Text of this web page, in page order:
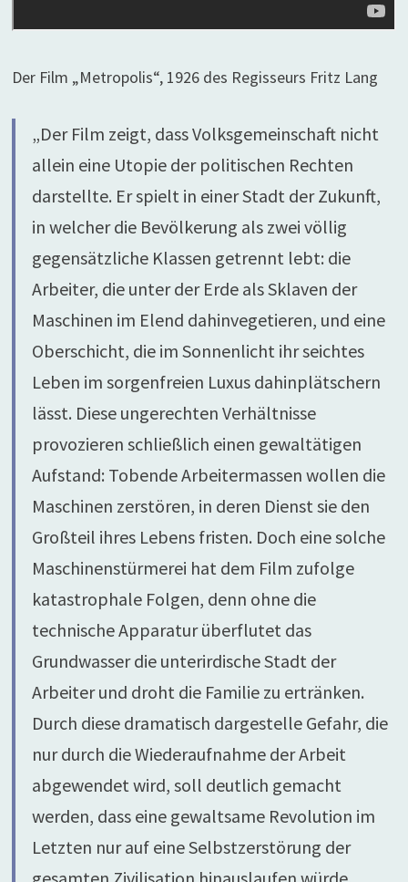
Der Film „Metropolis“, 1926 des Regisseurs Fritz Lang
„Der Film zeigt, dass Volksgemeinschaft nicht
allein eine Utopie der politischen Rechten
darstellte. Er spielt in einer Stadt der Zukunft,
in welcher die Bevölkerung als zwei völlig
gegensätzliche Klassen getrennt lebt: die
Arbeiter, die unter der Erde als Sklaven der
Maschinen im Elend dahinvegetieren, und eine
Oberschicht, die im Sonnenlicht ihr seichtes
Leben im sorgenfreien Luxus dahinplätschern
lässt. Diese ungerechten Verhältnisse
provozieren schließlich einen gewaltätigen
Aufstand: Tobende Arbeitermassen wollen die
Maschinen zerstören, in deren Dienst sie den
Großteil ihres Lebens fristen. Doch eine solche
Maschinenstürmerei hat dem Film zufolge
katastrophale Folgen, denn ohne die
technische Apparatur überflutet das
Grundwasser die unterirdische Stadt der
Arbeiter und droht die Familie zu ertränken.
Durch diese dramatisch dargestelle Gefahr, die
nur durch die Wiederaufnahme der Arbeit
abgewendet wird, soll deutlich gemacht
werden, dass eine gewaltsame Revolution im
Letzten nur auf eine Selbstzerstörung der